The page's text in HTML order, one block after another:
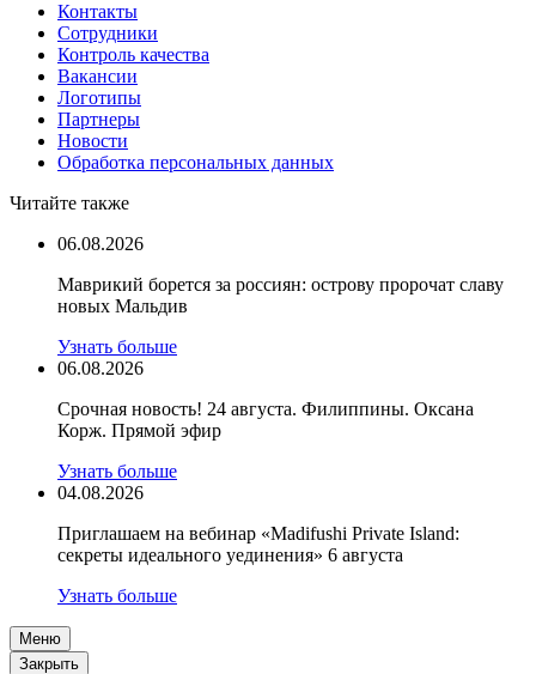
Контакты
Сотрудники
Контроль качества
Вакансии
Логотипы
Партнеры
Новости
Обработка персональных данных
Читайте также
06.08.2026
Маврикий борется за россиян: острову пророчат славу
новых Мальдив
Узнать больше
06.08.2026
Срочная новость! 24 августа. Филиппины. Оксана
Корж. Прямой эфир
Узнать больше
04.08.2026
Приглашаем на вебинар «Madifushi Private Island:
секреты идеального уединения» 6 августа
Узнать больше
Меню
Закрыть